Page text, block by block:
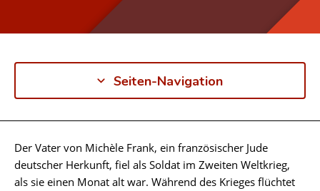
Seiten-Navigation
Biographie
Der Vater von Michèle Frank, ein französischer Jude
deutscher Herkunft, fiel als Soldat im Zweiten Weltkrieg,
als sie einen Monat alt war. Während des Krieges flüchtet